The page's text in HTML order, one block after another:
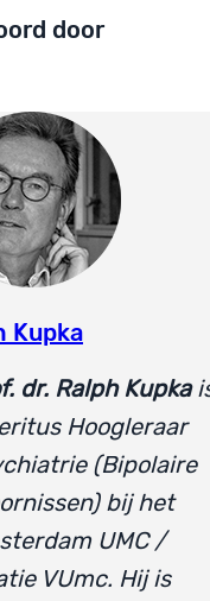
door
Kupka
dr. Ralph Kupka
Hoogleraar
(Bipolaire
bij het
UMC /
VUmc. Hij is